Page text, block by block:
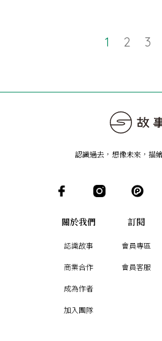
1 2 3
認識過去，想像未來 ， 描
關於我們
認識故事
商業合作
成為作者
加入團隊
訂閱
會員專區
會員客服